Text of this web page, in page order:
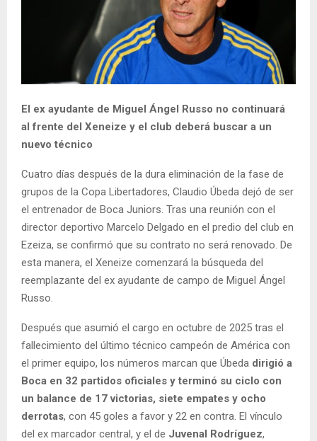
El ex ayudante de Miguel Ángel Russo no continuará
al frente del Xeneize y el club deberá buscar a un
nuevo técnico
Cuatro días después de la dura eliminación de la fase de
grupos de la Copa Libertadores, Claudio Úbeda dejó de ser
el entrenador de Boca Juniors. Tras una reunión con el
director deportivo Marcelo Delgado en el predio del club en
Ezeiza, se confirmó que su contrato no será renovado. De
esta manera, el Xeneize comenzará la búsqueda del
reemplazante del ex ayudante de campo de Miguel Ángel
Russo.
Después que asumió el cargo en octubre de 2025 tras el
fallecimiento del último técnico campeón de América con
el primer equipo, los números marcan que Úbeda dirigió a
Boca en 32 partidos oficiales y terminó su ciclo con
un balance de 17 victorias, siete empates y ocho
derrotas, con 45 goles a favor y 22 en contra. El vínculo
del ex marcador central, y el de Juvenal Rodríguez,